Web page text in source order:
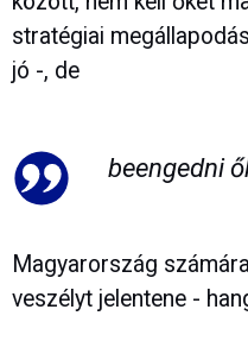
stratégiai
jó -, de
beengedni
Magyarország
veszélyt jelentene -